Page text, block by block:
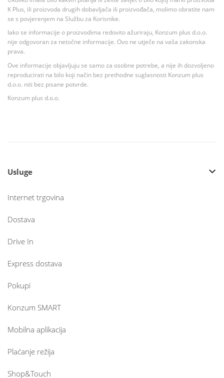
K Plus, ili proizvoda drugih dobavljača ili proizvođača, molimo obratite nam
se s povjerenjem na Službu za Korisnike.
Iako se informacije o proizvodima redovito ažuriraju, Konzum plus d.o.o.
nije odgovoran za netočne informacije. Ovo ne utječe na vaša zakonska
prava.
Ove informacije objavljuju se samo za osobne potrebe, a nije ih dozvoljeno
reproducirati na bilo koji način bez prethodne suglasnosti Konzum plus
d.o.o. niti bez pisane potvrde.
Konzum plus d.o.o.
Usluge
Internet trgovina
Dostava
Drive In
Express dostava
Pokupi
Konzum SMART
Mobilna aplikacija
Plaćanje režija
Shop&Touch